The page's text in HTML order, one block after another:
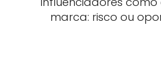
marca: risco ou